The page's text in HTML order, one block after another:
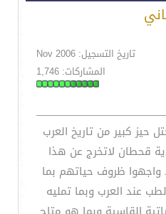
تاريخ التسجيل: Nov 2006
المشاركات: 1,746
حيز كبير من تاريخ العرب
قحطان لاتخرج عن هذا
واجهوا ظروف حياتهم بما
عند العرب وبما تمليه